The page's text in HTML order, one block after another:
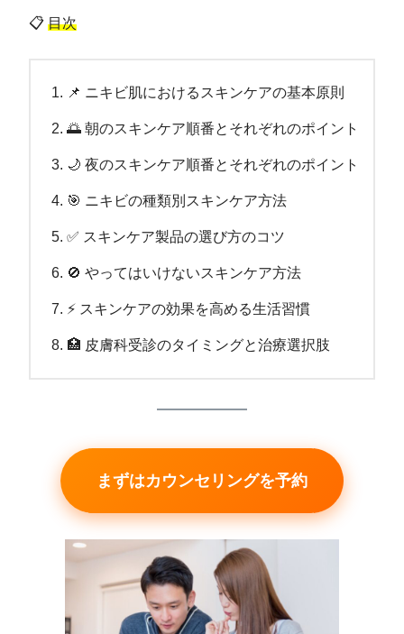
📋 目次
📌 ニキビ肌におけるスキンケアの基本原則
🌅 朝のスキンケア順番とそれぞれのポイント
🌙 夜のスキンケア順番とそれぞれのポイント
🎯 ニキビの種類別スキンケア方法
✅ スキンケア製品の選び方のコツ
🚫 やってはいけないスキンケア方法
⚡ スキンケアの効果を高める生活習慣
🏥 皮膚科受診のタイミングと治療選択肢
まずはカウンセリングを予約